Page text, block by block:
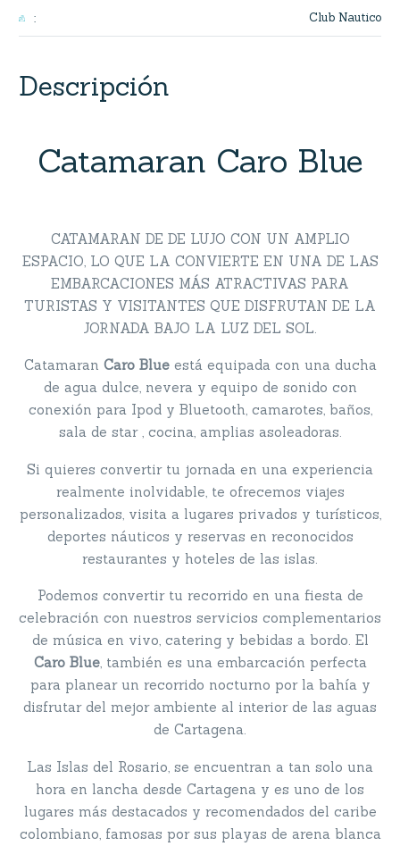
: Club Nautico
Descripción
Catamaran Caro Blue
CATAMARAN DE DE LUJO CON UN AMPLIO
ESPACIO, LO QUE LA CONVIERTE EN UNA DE LAS
EMBARCACIONES MÁS ATRACTIVAS PARA
TURISTAS Y VISITANTES QUE DISFRUTAN DE LA
JORNADA BAJO LA LUZ DEL SOL.
Catamaran Caro Blueestá equipada con una ducha
de agua dulce, nevera y equipo de sonido con
conexión para Ipod y Bluetooth, camarotes, baños,
sala de star , cocina, amplias asoleadoras.
Si quieres convertir tu jornada en una experiencia
realmente inolvidable, te ofrecemos viajes
personalizados, visita a lugares privados y turísticos,
deportes náuticos y reservas en reconocidos
restaurantes y hoteles de las islas.
Podemos convertir tu recorrido en una fiesta de
celebración con nuestros servicios complementarios
de música en vivo, catering y bebidas a bordo. El
Caro Blue, también es una embarcación perfecta
para planear un recorrido nocturno por la bahía y
disfrutar del mejor ambiente al interior de las aguas
de Cartagena.
Las Islas del Rosario, se encuentran a tan solo una
hora en lancha desde Cartagena y es uno de los
lugares más destacados y recomendados del caribe
colombiano, famosas por sus playas de arena blanca